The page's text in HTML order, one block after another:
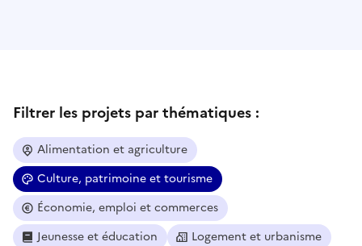
Filtrer les projets par thématiques :
Alimentation et agriculture
Culture, patrimoine et tourisme
Économie, emploi et commerces
Jeunesse et éducation
Logement et urbanisme